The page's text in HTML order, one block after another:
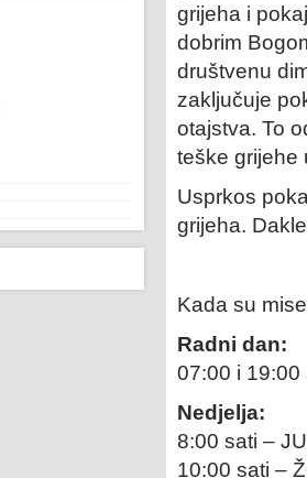
grijeha i
dobrim
društvenu
zaključuje
otajstva. To
teške grijehe
Usprkos
grijeha.
Kada su
Radni dan:
07:00 i 19:00
Nedjelja:
8:00 sati –
10:00 sati –